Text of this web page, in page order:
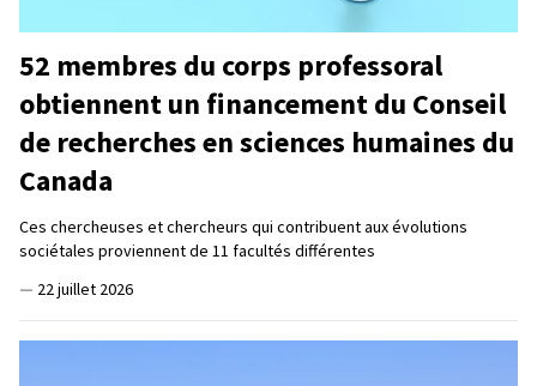
52 membres du corps professoral
obtiennent un financement du Conseil
de recherches en sciences humaines du
Canada
Ces chercheuses et chercheurs qui contribuent aux évolutions
sociétales proviennent de 11 facultés différentes
— 22 juillet 2026